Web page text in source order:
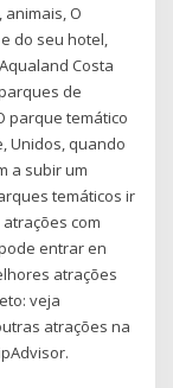
O
do seu hotel,
Costa
de
parque temático
Unidos, quando
a subir um
temáticos ir
com
entrar en
atrações
veja
atrações na